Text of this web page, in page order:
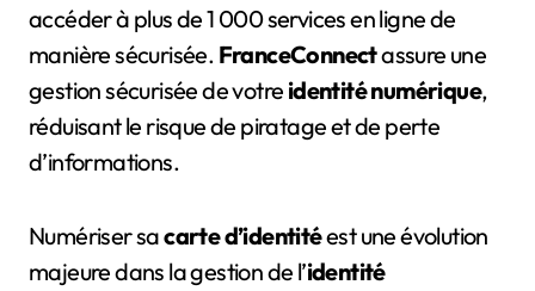
accéder à plus de 1 000 services en ligne de
manière sécurisée. FranceConnectassure une
gestion sécurisée de votre identité numérique,
réduisant le risque de piratage et de perte
d’informations.
Numériser sacarte d’identitéest une évolution
majeure dans la gestion de l’identité